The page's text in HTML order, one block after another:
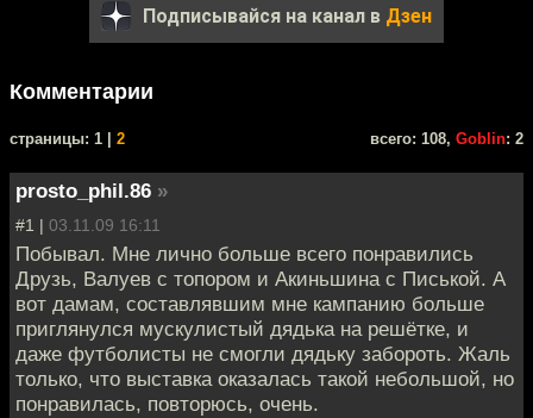
Подписывайся на канал в Дзен
Комментарии
cтраницы: 1 | 2 всего: 108, Goblin: 2
prosto_phil.86 »
#1 | 03.11.09 16:11
Побывал. Мне лично больше всего понравились
Друзь, Валуев с топором и Акиньшина с Писькой. А
вот дамам, составлявшим мне кампанию больше
приглянулся мускулистый дядька на решётке, и
даже футболисты не смогли дядьку забороть. Жаль
только, что выставка оказалась такой небольшой, но
понравилась, повторюсь, очень.